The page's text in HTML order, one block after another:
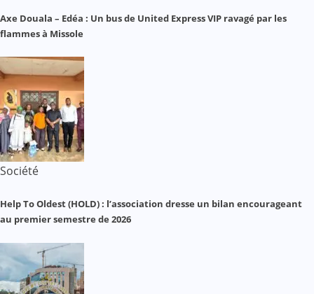
Axe Douala – Edéa : Un bus de United Express VIP ravagé par les
flammes à Missole
Société
Help To Oldest (HOLD) : l’association dresse un bilan encourageant
au premier semestre de 2026